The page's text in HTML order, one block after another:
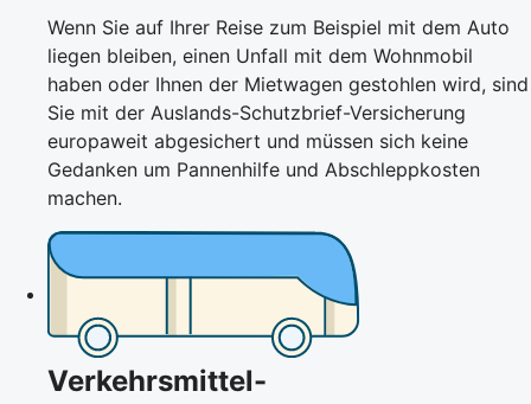
Wenn Sie auf Ihrer Reise zum Beispiel mit dem Auto
liegen bleiben, einen Unfall mit dem Wohnmobil
haben oder Ihnen der Mietwagen gestohlen wird, sind
Sie mit der Auslands-Schutzbrief-Versicherung
europaweit abgesichert und müssen sich keine
Gedanken um Pannenhilfe und Abschleppkosten
machen.
Verkehrsmittel-